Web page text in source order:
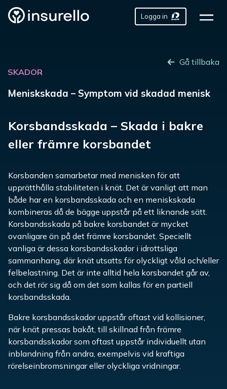
Logga in
Gå tillbaka
SKADOR
Meniskskada – Symptom vid skadad menisk
Korsbandsskada – Skada i bakre
eller främre korsbandet
Korsbanden samarbetar med menisken för att
upprätthålla stabiliteten i knät. Det är vanligt att man
både har en korsbandsskada och en meniskskada
kombineras då de bägge uppstår på ett liknande sätt.
Korsbandsskada på bakre korsbandet är mycket
ovanligare än på det främre korsbandet. Speciellt
vanliga är dessa korsbandsskador i idrottsliga
sammanhang, där knät utsatts för olyckligt våld och/eller
felbelastning. Det är inte alltid hela korsbandet går av,
och det rör sig då om det som kallas för en partiell
korsbandsskada.
Bakre korsbandsskador uppstår oftast vid kollisioner,
när knät pressas bakåt, till skillnad från främre
korsbandsskador som oftast uppstår individuellt utan
inblandning från andra, exempelvis vid kraftiga
rörelseinbromsningar eller olyckliga vridningar.